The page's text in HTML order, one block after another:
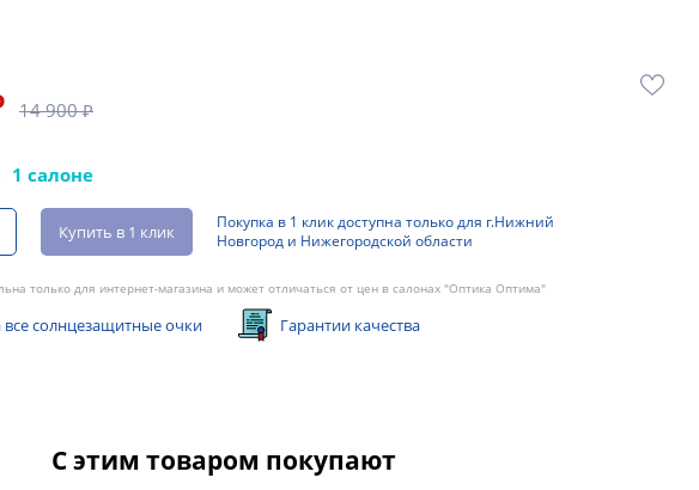
14 900 ₽
1 салоне
Купить в 1 клик
Покупка в 1 клик доступна только для г.Нижний
Новгород и Нижегородской области
только для интернет-магазина и может отличаться от цен в салонах "Оптика Оптима"
все солнцезащитные очки Гарантии качества
С этим товаром покупают